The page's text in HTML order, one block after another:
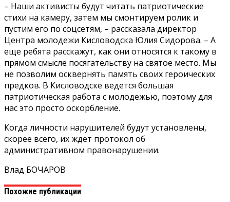
– Наши активисты будут читать патриотические
стихи на камеру, затем мы смонтируем ролик и
пустим его по соцсетям, – рассказала директор
Центра молодежи Кисловодска Юлия Сидорова. – А
еще ребята расскажут, как они относятся к такому в
прямом смысле посягательству на святое место. Мы
не позволим осквернять память своих героических
предков. В Кисловодске ведется большая
патриотическая работа с молодежью, поэтому для
нас это просто оскорбление.
Когда личности нарушителей будут установлены,
скорее всего, их ждет протокол об
административном правонарушении.
Влад БОЧАРОВ
Похожие публикации